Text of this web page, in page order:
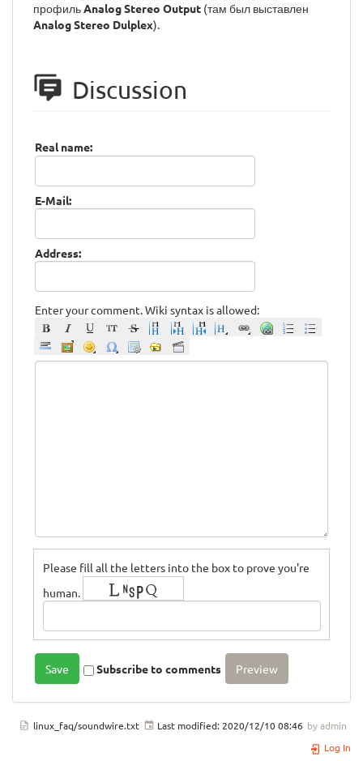
профильAnalog Stereo Output (там был выставлен
Analog Stereo Dulplex).
Discussion
Real name:
E-Mail:
Address:
Enter your comment. Wiki syntax is allowed:
Please fill all the letters into the box to prove you're
human.
Subscribe to comments
linux_faq/soundwire.txt Last modified:2020/12/10 08:46 byadmin
Log In